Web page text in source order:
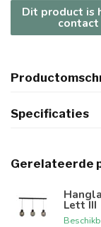
Dit product is
contact
Specificaties
Gerelateerde
Lett III